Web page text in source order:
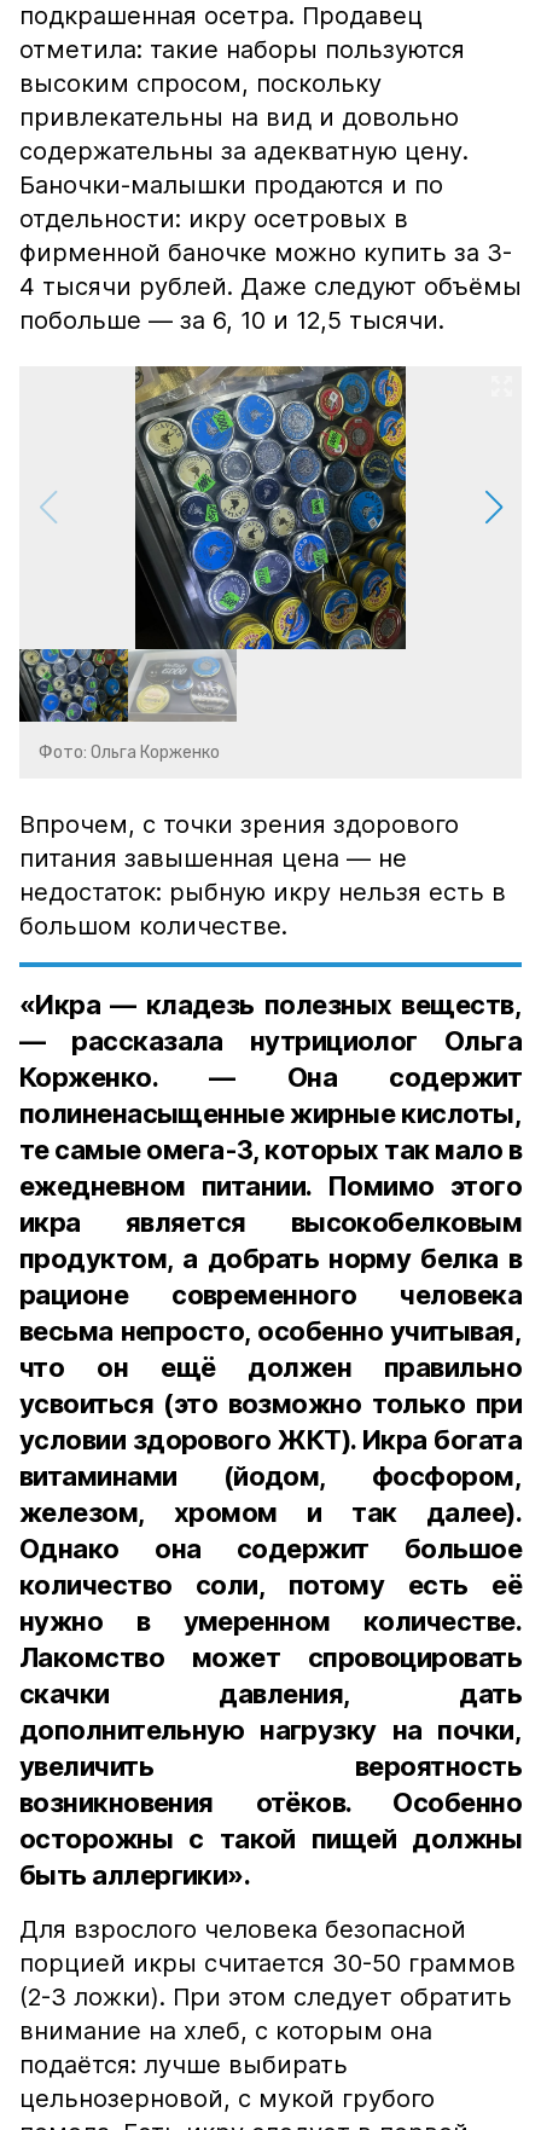
подкрашенная осетра. Продавец
отметила: такие наборы пользуются
высоким спросом, поскольку
привлекательны на вид и довольно
содержательны за адекватную цену.
Баночки-малышки продаются и по
отдельности: икру осетровых в
фирменной баночке можно купить за 3-
4 тысячи рублей. Даже следуют объёмы
побольше — за 6, 10 и 12,5 тысячи.
Фото: Ольга Корженко
Впрочем, с точки зрения здорового
питания завышенная цена — не
недостаток: рыбную икру нельзя есть в
большом количестве.
«Икра — кладезь полезных веществ,
— рассказала нутрициолог Ольга
Корженко. — Она содержит
полиненасыщенные жирные кислоты,
те самые омега-3, которых так мало в
ежедневном питании. Помимо этого
икра является высокобелковым
продуктом, а добрать норму белка в
рационе современного человека
весьма непросто, особенно учитывая,
что он ещё должен правильно
усвоиться (это возможно только при
условии здорового ЖКТ). Икра богата
витаминами (йодом, фосфором,
железом, хромом и так далее).
Однако она содержит большое
количество соли, потому есть её
нужно в умеренном количестве.
Лакомство может спровоцировать
скачки давления, дать
дополнительную нагрузку на почки,
увеличить вероятность
возникновения отёков. Особенно
осторожны с такой пищей должны
быть аллергики».
Для взрослого человека безопасной
порцией икры считается 30-50 граммов
(2-3 ложки). При этом следует обратить
внимание на хлеб, с которым она
подаётся: лучше выбирать
цельнозерновой, с мукой грубого